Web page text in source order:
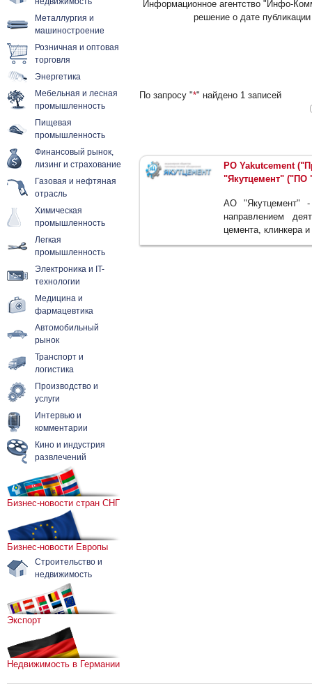
Металлургия и
машиностроение
Розничная и оптовая
торговля
Энергетика
Мебельная и лесная
промышленность
Пищевая
промышленность
Финансовый рынок,
лизинг и страхование
Газовая и нефтяная
отрасль
Химическая
промышленность
Легкая
промышленность
Электроника и IT-
технологии
Медицина и
фармацевтика
Автомобильный
рынок
Транспорт и
логистика
Производство и
услуги
Интервью и
комментарии
Кино и индустрия
развлечений
Бизнес-новости стран СНГ
Бизнес-новости Европы
Строительство и
недвижимость
Экспорт
Недвижимость в Германии
Информационное агентство "Инфо-
решение о дате
По запросу "*" найдено 1 записей
PO Yakutcement
"Якутцемент" ("ПО
АО "Якутцемент" -
направлением
цемента, клинкера